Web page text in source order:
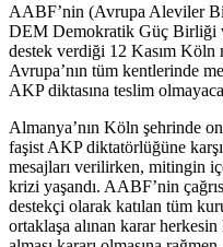
AABF’nin (Avrupa Aleviler
DEM Demokratik Güç Birliği
destek verdiği 12 Kasım Köln
Avrupa’nın tüm kentlerinde
AKP diktasına teslim
Almanya’nın Köln şehrinde
faşist AKP diktatörlüğüne
mesajları verilirken, mitingin
krizi yaşandı. AABF’nin
destekçi olarak katılan tüm
ortaklaşa alınan karar